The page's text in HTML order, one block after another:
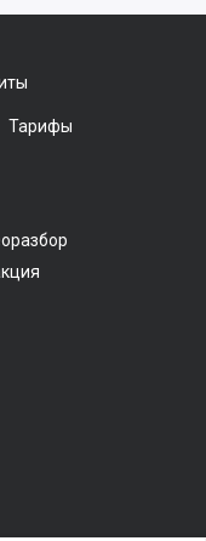
Тарифы
Дзенна Мегасреде